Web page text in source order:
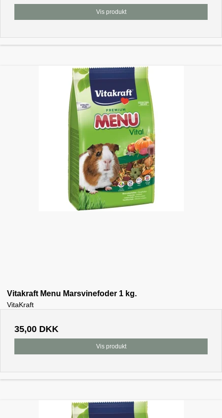
Vis produkt
Vitakraft Menu Marsvinefoder 1 kg.
VitaKraft
35,00 DKK
Vis produkt